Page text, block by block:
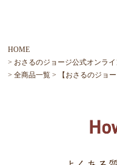
HOME
おさるのジョージ公式オンライ
全商品一覧
【おさるのジョ